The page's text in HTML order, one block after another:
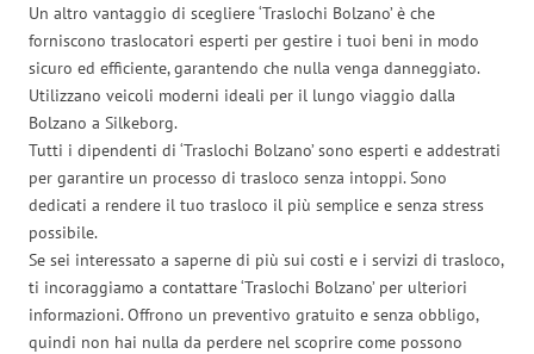
Un altro vantaggio di scegliere ‘Traslochi Bolzano’ è che
forniscono traslocatori esperti per gestire i tuoi beni in modo
sicuro ed efficiente, garantendo che nulla venga danneggiato.
Utilizzano veicoli moderni ideali per il lungo viaggio dalla
Bolzano a Silkeborg.
Tutti i dipendenti di ‘Traslochi Bolzano’ sono esperti e addestrati
per garantire un processo di trasloco senza intoppi. Sono
dedicati a rendere il tuo trasloco il più semplice e senza stress
possibile.
Se sei interessato a saperne di più sui costi e i servizi di trasloco,
ti incoraggiamo a contattare ‘Traslochi Bolzano’ per ulteriori
informazioni. Offrono un preventivo gratuito e senza obbligo,
quindi non hai nulla da perdere nel scoprire come possono